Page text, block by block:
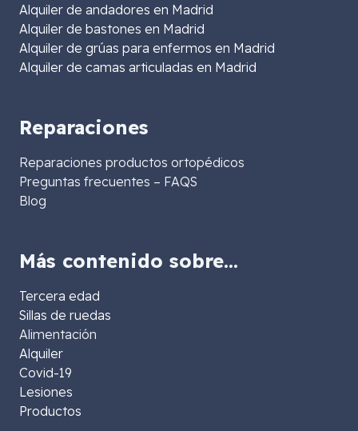
Alquiler de andadores en Madrid
Alquiler de bastones en Madrid
Alquiler de grúas para enfermos en Madrid
Alquiler de camas articuladas en Madrid
Reparaciones
Reparaciones productos ortopédicos
Preguntas frecuentes – FAQS
Blog
Más contenido sobre…
Tercera edad
Sillas de ruedas
Alimentación
Alquiler
Covid-19
Lesiones
Productos